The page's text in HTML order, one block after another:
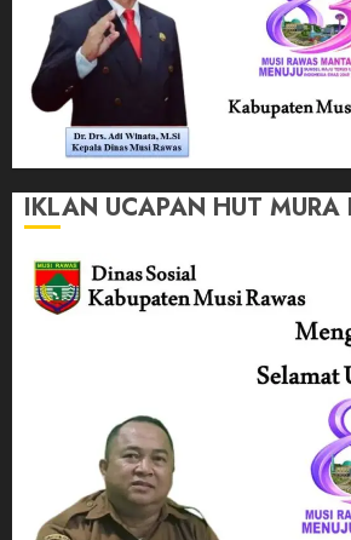
IKLAN UCAPAN HUT MURA